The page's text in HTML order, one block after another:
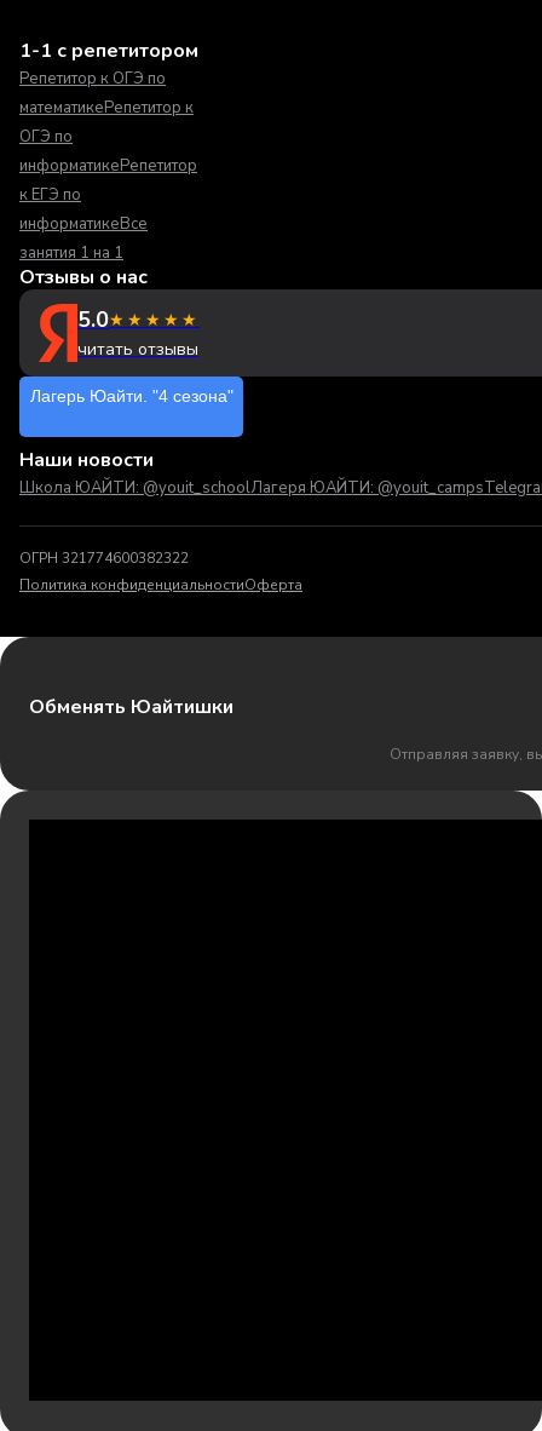
1-1 с репетитором
Репетитор к ОГЭ по
математикеРепетитор к
ОГЭ по
информатикеРепетитор
к ЕГЭ по
информатикеВсе
занятия 1 на 1
Отзывы о нас
5.0★★★★★
читать отзывы
Лагерь Юайти. "4 сезона"
Наши новости
Школа ЮАЙТИ: @youit_schoolЛагеря ЮАЙТИ: @youit_camps
ОГРН 321774600382322
Политика конфиденциальностиОферта
Обменять Юайтишки
Отправляя заявку,